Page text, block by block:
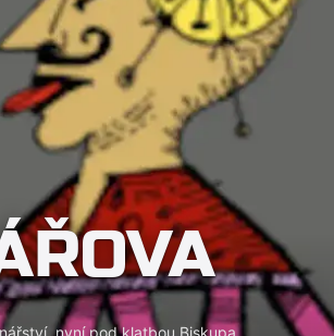
nyní pod klatbou Biskupa